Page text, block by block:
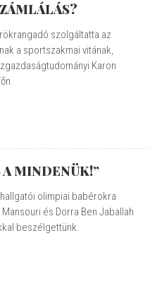
szolgáltatta az
a sportszakmai vitának,
Karon
A MINDENÜK!”
olimpiai babérokra
és Dorra Ben Jaballah
beszélgettünk.